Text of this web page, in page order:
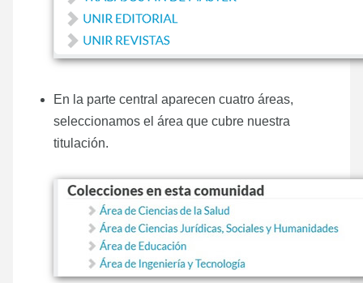
En la parte central aparecen cuatro áreas,
seleccionamos el área que cubre nuestra
titulación.